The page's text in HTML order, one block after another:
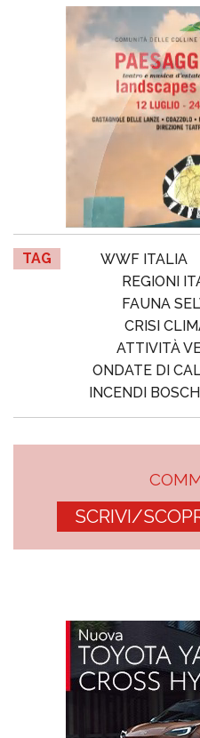
TAG WWF ITALIA
REGIONI
FAUNA
CRISI
ATTIVITÀ
ONDATE DI
INCENDI
SCRIVI/